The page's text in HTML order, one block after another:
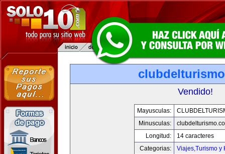
Vendido!
Mayusculas:
Minusculas:
Longitud:
14 caracteres
Categorias:
Viajes,Turismo y